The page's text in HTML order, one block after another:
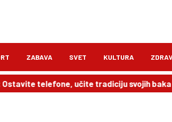
ZABAVA SVET KULTURA
telefone, učite tradiciju svojih baka